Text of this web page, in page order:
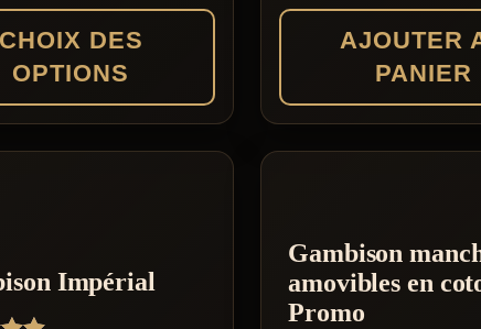
109,00 €
CHOIX DES
OPTIONS
AJOUTER
PANIER
Impérial
Gambison
amovibles en
Promo